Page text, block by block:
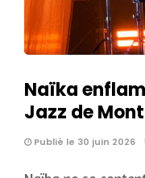
Naïka
Jazz de
Publié le 30 juin 2026